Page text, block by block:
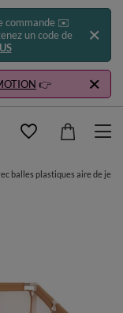
commande ✉️
un code de
👉
balles plastiques aire de